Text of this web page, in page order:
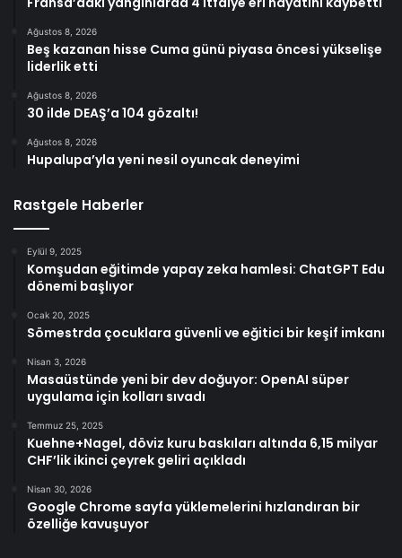
Ağustos 8, 2026
Beş kazanan hisse Cuma günü piyasa öncesi yükselişe
liderlik etti
Ağustos 8, 2026
30 ilde DEAŞ’a 104 gözaltı!
Ağustos 8, 2026
Hupalupa’yla yeni nesil oyuncak deneyimi
Rastgele Haberler
Eylül 9, 2025
Komşudan eğitimde yapay zeka hamlesi: ChatGPT Edu
dönemi başlıyor
Ocak 20, 2025
Sömestrda çocuklara güvenli ve eğitici bir keşif imkanı
Nisan 3, 2026
Masaüstünde yeni bir dev doğuyor: OpenAI süper
uygulama için kolları sıvadı
Temmuz 25, 2025
Kuehne+Nagel, döviz kuru baskıları altında 6,15 milyar
CHF’lik ikinci çeyrek geliri açıkladı
Nisan 30, 2026
Google Chrome sayfa yüklemelerini hızlandıran bir
özelliğe kavuşuyor